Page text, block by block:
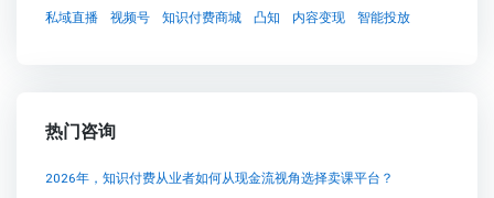
私域直播
视频号 知识付费商城 凸知 内容变现 智能投放
热门咨询
2026年，知识付费从业者如何从现金流视角选择卖课平台？